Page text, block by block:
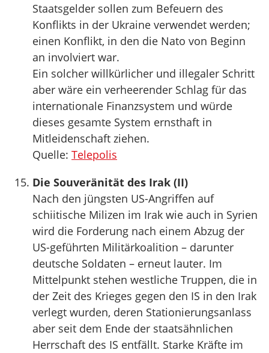
Staatsgelder sollen zum Befeuern des
Konflikts in der Ukraine verwendet werden;
einen Konflikt, in den die Nato von Beginn
an involviert war.
Ein solcher willkürlicher und illegaler Schritt
aber wäre ein verheerender Schlag für das
internationale Finanzsystem und würde
dieses gesamte System ernsthaft in
Mitleidenschaft ziehen.
Quelle: Telepolis
Die Souveränität des Irak (II)
Nach den jüngsten US-Angriffen auf
schiitische Milizen im Irak wie auch in Syrien
wird die Forderung nach einem Abzug der
US-geführten Militärkoalition – darunter
deutsche Soldaten – erneut lauter. Im
Mittelpunkt stehen westliche Truppen, die in
der Zeit des Krieges gegen den IS in den Irak
verlegt wurden, deren Stationierungsanlass
aber seit dem Ende der staatsähnlichen
Herrschaft des IS entfällt. Starke Kräfte im